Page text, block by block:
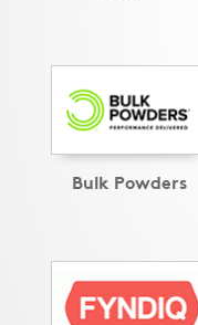
Bulk Powders